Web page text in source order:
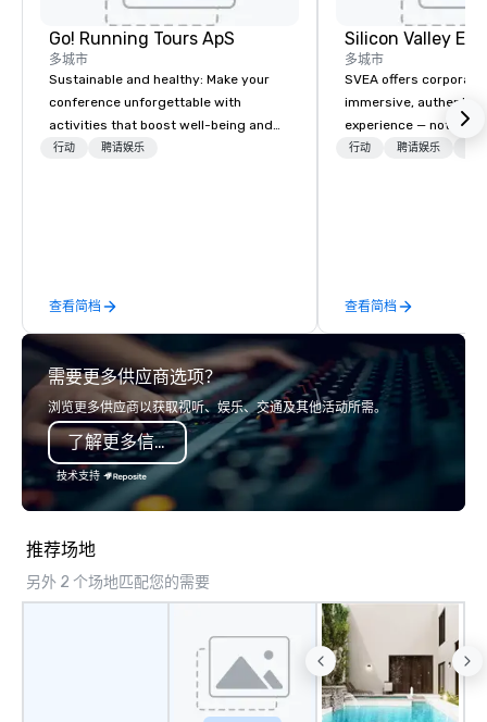
Go! Running Tours ApS
多城市
Sustainable and healthy: Make your
conference unforgettable with
activities that boost well-being and
lower carbon footprints. Explore the
行动 聘请娱乐
查看简档
多城市
SVEA offers
immersive, authentic
experience — not a
transformation. We
offsites. Whether
think like a Silicon
explore the mindsets
world's fastest-
or walk away with a
innovation playbook,
Fully customizable by
行动 聘请娱乐
查看简档
需要更多供应商选项？
浏览更多供应商以获取视听、娱乐、交通及其他活动所需。
了解更多信息
技术支持
推荐场地
另外 2 个场地匹配您的需要